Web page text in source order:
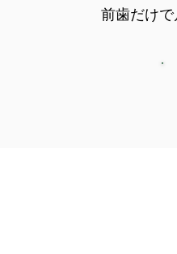
前歯だけで